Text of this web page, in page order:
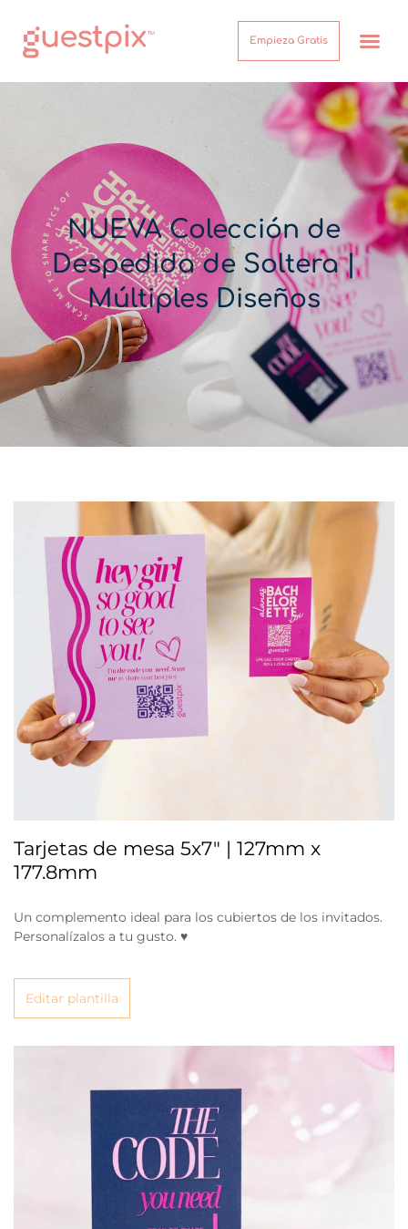
Empieza Gratis
NUEVA Colección de
Despedida de Soltera |
Múltiples Diseños
Tarjetas de mesa 5x7" | 127mm x
177.8mm
Un complemento ideal para los cubiertos de los invitados.
Personalízalos a tu gusto. ♥
Editar plantilla